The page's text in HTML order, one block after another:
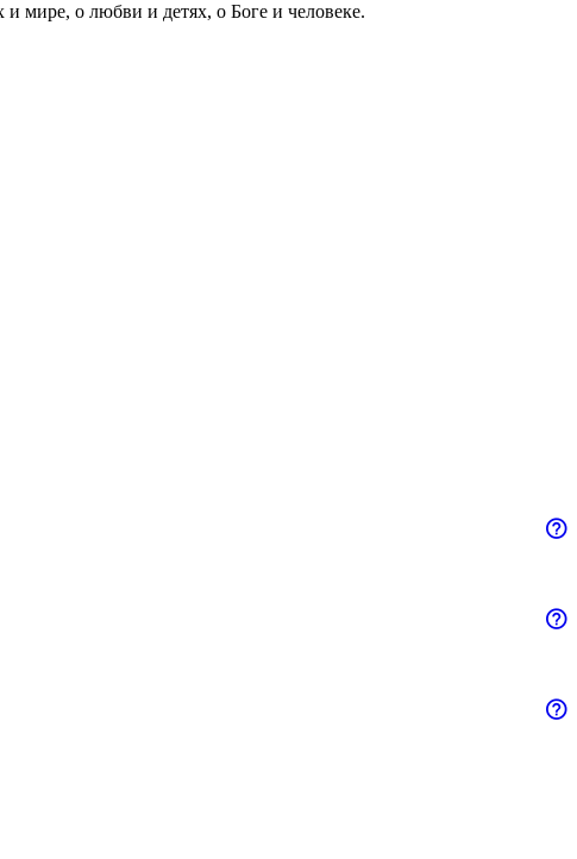
мире, о любви и детях, о Боге и человеке.